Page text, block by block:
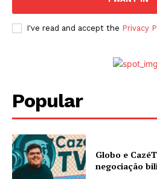
I've read and accept the Privacy
Popular
Globo e
negociação